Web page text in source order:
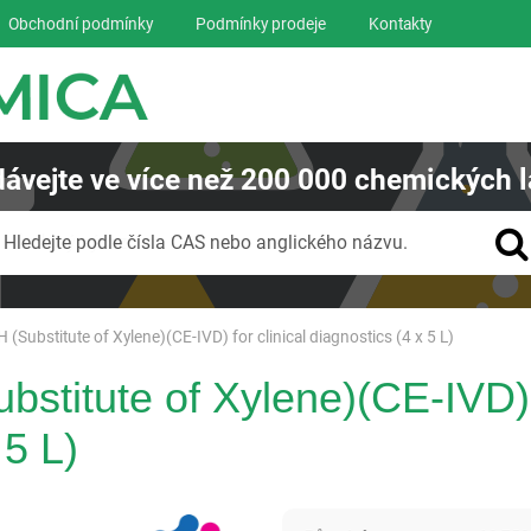
(Substitute of Xylene)(CE-IVD) for clinical diagnostics (4 x 5 L)
of Xylene)(CE-
L)
Panreac AppliChem
Obchodní podmínky Podmínky prodeje Kontakty
ve více než200 000 chemických
Hledejte podle čísla CAS nebo anglického názvu.